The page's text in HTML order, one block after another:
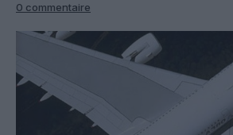
0 commentaire